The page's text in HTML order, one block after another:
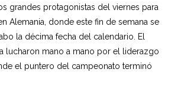
grandes protagonistas del viernes para
Alemania, donde este fin de semana se
la décima fecha del calendario. El
lucharon mano a mano por el liderazgo
el puntero del campeonato terminó